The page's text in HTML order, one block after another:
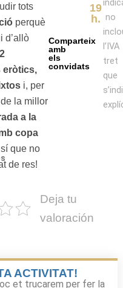
tots
perquè
d’allò
2
eròtics,
i, per
la millor
a la
copa
que no
de res!
Deja tu
valoración
Comparteix
amb
els
convidats
19
h. no
l’IVA
tret
que
ACTIVITAT!
et trucarem per fer la